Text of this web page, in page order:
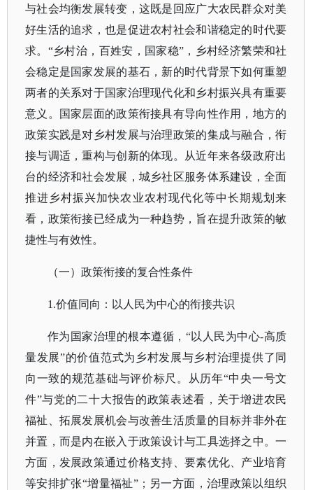
与社会均衡发展转变，这既是回应广大农民群众对美
好生活的追求，也是促进农村社会和谐稳定的时代要
求。“乡村治，百姓安，国家稳”，乡村经济繁荣和社
会稳定是国家发展的基石，新的时代背景下如何重塑
两者的关系对于国家治理现代化和乡村振兴具有重要
意义。国家层面的政策衔接具有导向性作用，地方的
政策实践是对乡村发展与治理政策的集成与融合，衔
接与调适，重构与创新的体现。从近年来各级政府出
台的经济和社会发展，城乡社区服务体系建设，全面
推进乡村振兴加快农业农村现代化等中长期规划来
看，政策衔接已经成为一种趋势，旨在提升政策的敏
捷性与有效性。
（一）政策衔接的复合性条件
1.价值同向：以人民为中心的衔接共识
作为国家治理的根本遵循， “以人民为中心-高质
量发展”的价值范式为乡村发展与乡村治理提供了同
向一致的规范基础与评价标尺。从历年“中央一号文
件”与党的二十大报告的政策表述看，关于增进农民
福祉、拓展发展机会与改善生活质量的目标并非外在
并置，而是内在嵌入于政策设计与工具选择之中。一
方面，发展政策通过价格支持、要素优化、产业培育
等安排扩张“增量福祉”；另一方面，治理政策以组织